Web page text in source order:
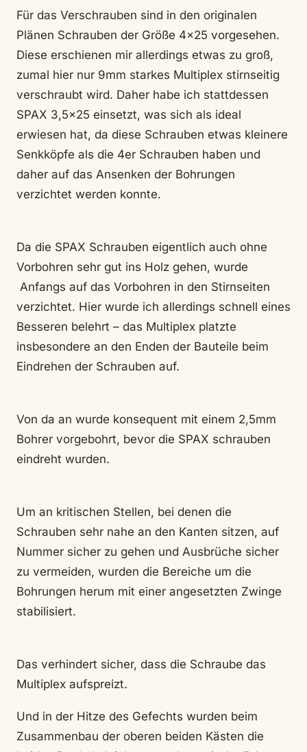
Für das Verschrauben sind in den originalen
Plänen Schrauben der Größe 4×25 vorgesehen.
Diese erschienen mir allerdings etwas zu groß,
zumal hier nur 9mm starkes Multiplex stirnseitig
verschraubt wird. Daher habe ich stattdessen
SPAX 3,5×25 einsetzt, was sich als ideal
erwiesen hat, da diese Schrauben etwas kleinere
Senkköpfe als die 4er Schrauben haben und
daher auf das Ansenken der Bohrungen
verzichtet werden konnte.
Da die SPAX Schrauben eigentlich auch ohne
Vorbohren sehr gut ins Holz gehen, wurde
Anfangs auf das Vorbohren in den Stirnseiten
verzichtet. Hier wurde ich allerdings schnell eines
Besseren belehrt – das Multiplex platzte
insbesondere an den Enden der Bauteile beim
Eindrehen der Schrauben auf.
Von da an wurde konsequent mit einem 2,5mm
Bohrer vorgebohrt, bevor die SPAX schrauben
eindreht wurden.
Um an kritischen Stellen, bei denen die
Schrauben sehr nahe an den Kanten sitzen, auf
Nummer sicher zu gehen und Ausbrüche sicher
zu vermeiden, wurden die Bereiche um die
Bohrungen herum mit einer angesetzten Zwinge
stabilisiert.
Das verhindert sicher, dass die Schraube das
Multiplex aufspreizt.
Und in der Hitze des Gefechts wurden beim
Zusammenbau der oberen beiden Kästen die